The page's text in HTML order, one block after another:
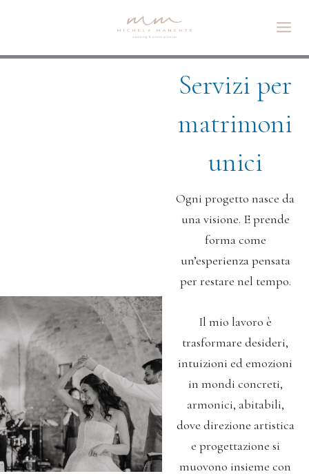
Servizi​ per
matrimoni
unici
Ogni progetto nasce da
una visione. E prende
forma come
un’esperienza pensata
per restare nel tempo.
Il mio lavoro è
trasformare desideri,
intuizioni ed emozioni
in mondi concreti,
armonici, abitabili,
dove direzione artistica
e progettazione si
muovono insieme con